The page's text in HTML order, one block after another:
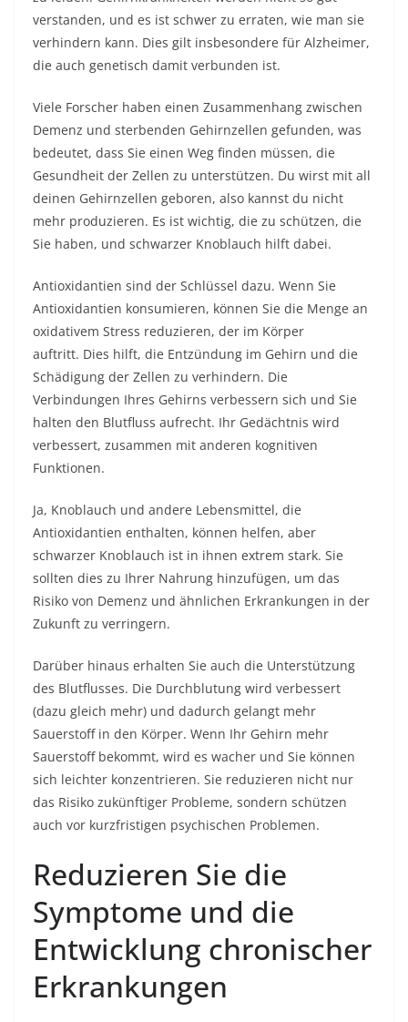
verstanden, und es ist schwer zu erraten, wie man sie
verhindern kann. Dies gilt insbesondere für Alzheimer,
die auch genetisch damit verbunden ist.
Viele Forscher haben einen Zusammenhang zwischen
Demenz und sterbenden Gehirnzellen gefunden, was
bedeutet, dass Sie einen Weg finden müssen, die
Gesundheit der Zellen zu unterstützen. Du wirst mit all
deinen Gehirnzellen geboren, also kannst du nicht
mehr produzieren. Es ist wichtig, die zu schützen, die
Sie haben, und schwarzer Knoblauch hilft dabei.
Antioxidantien sind der Schlüssel dazu. Wenn Sie
Antioxidantien konsumieren, können Sie die Menge an
oxidativem Stress reduzieren, der im Körper
auftritt. Dies hilft, die Entzündung im Gehirn und die
Schädigung der Zellen zu verhindern. Die
Verbindungen Ihres Gehirns verbessern sich und Sie
halten den Blutfluss aufrecht. Ihr Gedächtnis wird
verbessert, zusammen mit anderen kognitiven
Funktionen.
Ja, Knoblauch und andere Lebensmittel, die
Antioxidantien enthalten, können helfen, aber
schwarzer Knoblauch ist in ihnen extrem stark. Sie
sollten dies zu Ihrer Nahrung hinzufügen, um das
Risiko von Demenz und ähnlichen Erkrankungen in der
Zukunft zu verringern.
Darüber hinaus erhalten Sie auch die Unterstützung
des Blutflusses. Die Durchblutung wird verbessert
(dazu gleich mehr) und dadurch gelangt mehr
Sauerstoff in den Körper. Wenn Ihr Gehirn mehr
Sauerstoff bekommt, wird es wacher und Sie können
sich leichter konzentrieren. Sie reduzieren nicht nur
das Risiko zukünftiger Probleme, sondern schützen
auch vor kurzfristigen psychischen Problemen.
Reduzieren Sie die
Symptome und die
Entwicklung chronischer
Erkrankungen